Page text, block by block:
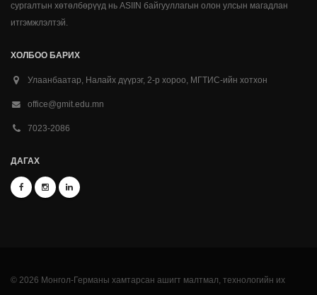
сургалтын хөтөлбөрүүд нь ASIIN байгууллагын олон улсын магадлан
итгэмжлэлтэй.
ХОЛБОО БАРИХ
Улаанбаатар, Налайх дүүрэг, 2-р хороо, МГТИС-ийн хотхон
office@gmit.edu.mn
7023-2086
ДАГАХ
© 2026 Монгол-Германы хамтарсан ашигт малтмал, технологийн их